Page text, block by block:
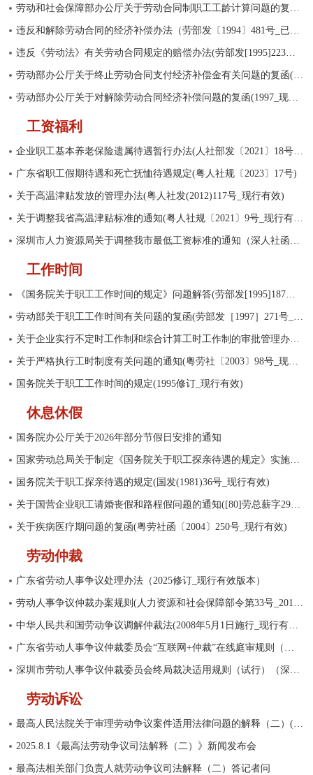
劳动和社会保障部办公厅关于劳动合同制职工工龄计算问题的复函(2002_现行有效)
违反和解除劳动合同的经济补偿办法（劳部发〔1994〕481号_已废止）
违反《劳动法》有关劳动合同规定的赔偿办法(劳部发[1995]223号_现行有效)
劳动部办公厅关于终止劳动合同支付经济补偿金有关问题的复函(已废止)
劳动部办公厅关于对解除劳动合同经济补偿问题的复函(1997_现行有效)
工资福利
企业职工基本养老保险遗属待遇暂行办法(人社部发〔2021〕18号_现行有效)
广东省职工假期待遇和死亡抚恤待遇规定(粤人社规〔2023〕17号)
关于高温津贴发放的管理办法(粤人社发(2012)117号_现行有效)
关于调整我省高温津贴标准的通知(粤人社规〔2021〕9号_现行有效)
深圳市人力资源局关于调整我市最低工资标准的通知（深人社函〔2025〕21号）
工作时间
《国务院关于职工工作时间的规定》问题解答(劳部发[1995]187号_现行有效)
劳动部关于职工工作时间有关问题的复函(劳部发［1997］271号_现行有效)
关于企业实行不定时工作制和综合计算工时工作制的审批管理办法(粤劳社发〔2009〕8号_现行有效)
关于严格执行工时制度有关问题的通知(粤劳社〔2003〕98号_现行有效)
国务院关于职工工作时间的规定(1995修订_现行有效)
休息休假
国务院办公厅关于2026年部分节假日安排的通知
国家劳动总局关于制定《国务院关于职工探亲待遇的规定》实施细则的若干问题的意见(1981_现行有效)
国务院关于职工探亲待遇的规定(国发(1981)36号_现行有效)
关于国营企业职工请婚丧假和路程假问题的通知([80]劳总薪字29号_现行有效)
关于疾病医疗期问题的复函(粤劳社函〔2004〕250号_现行有效)
劳动仲裁
广东省劳动人事争议处理办法（2025修订_现行有效版本）
劳动人事争议仲裁办案规则(人力资源和社会保障部令第33号_2017年7月1日施行_现行有效)
中华人民共和国劳动争议调解仲裁法(2008年5月1日施行_现行有效版本)
广东省劳动人事争议仲裁委员会“互联网+仲裁”在线庭审规则（试行）
深圳市劳动人事争议仲裁委员会终局裁决适用规则（试行）（深劳人仲委〔2024〕2号）
劳动诉讼
最高人民法院关于审理劳动争议案件适用法律问题的解释（二）(法释〔2025〕12号)
2025.8.1《最高法劳动争议司法解释（二）》新闻发布会
最高法相关部门负责人就劳动争议司法解释（二）答记者问